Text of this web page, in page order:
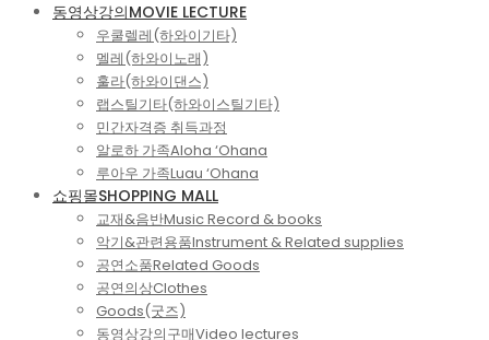
Menu
동영상강의MOVIE LECTURE
우쿨렐레(하와이기타)
멜레(하와이노래)
훌라(하와이댄스)
랩스틸기타(하와이스틸기타)
민간자격증 취득과정
알로하 가족Aloha ‘Ohana
루아우 가족Luau ‘Ohana
쇼핑몰SHOPPING MALL
교재&음반Music Record & books
악기&관련용품Instrument & Related supplies
공연소품Related Goods
공연의상Clothes
Goods(굿즈)
동영상강의구매Video lectures